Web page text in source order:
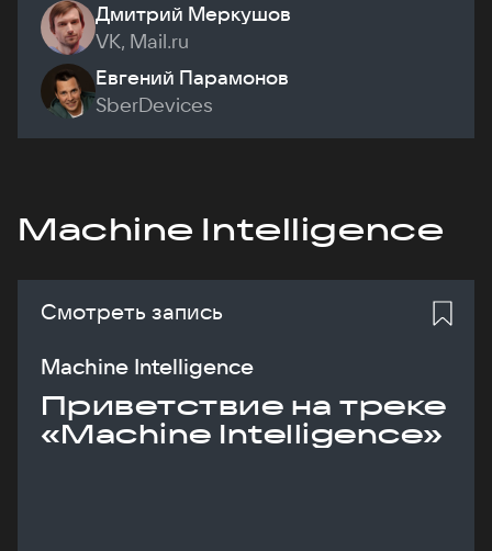
Дмитрий Меркушов
VK, Mail.ru
Евгений Парамонов
SberDevices
Machine Intelligence
Смотреть запись
Machine Intelligence
Приветствие на треке
«Machine Intelligence»